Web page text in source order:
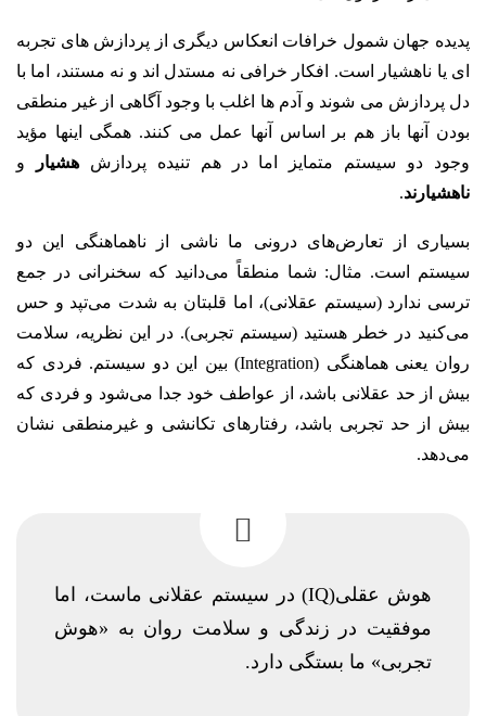
پدیده جهان شمول خرافات انعکاس دیگری از پردازش های تجربه
ای یا ناهشیار است. افکار خرافی نه مستدل اند و نه مستند، اما با
دل پردازش می شوند و آدم ها اغلب با وجود آگاهی از غیر منطقی
بودن آنها باز هم بر اساس آنها عمل می کنند. همگی اینها مؤید
وجود دو سیستم متمایز اما در هم تنیده پردازشهشیار
و
ناهشیارند.
بسیاری از تعارض‌های درونی ما ناشی از ناهماهنگی این دو
سیستم است. مثال: شما منطقاً می‌دانید که سخنرانی در جمع
ترسی ندارد (سیستم عقلانی)، اما قلبتان به شدت می‌تپد و حس
می‌کنید در خطر هستید (سیستم تجربی). در این نظریه، سلامت
روان یعنی هماهنگی (Integration) بین این دو سیستم. فردی که
بیش از حد عقلانی باشد، از عواطف خود جدا می‌شود و فردی که
بیش از حد تجربی باشد، رفتارهای تکانشی و غیرمنطقی نشان
می‌دهد.
هوش عقلی(IQ) در سیستم عقلانی ماست، اما
موفقیت در زندگی و سلامت روان به «هوش
تجربی» ما بستگی دارد.